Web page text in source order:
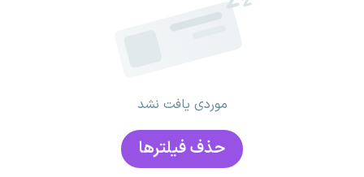
موردی یافت نشد
حذف فیلتر‌ها